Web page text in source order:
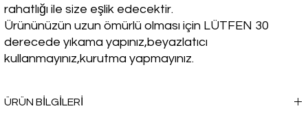
rahatlığı ile size eşlik edecektir.
Ürününüzün uzun ömürlü olması için LÜTFEN 30
derecede yıkama yapınız,beyazlatıcı
kullanmayınız,kurutma yapmayınız.
ÜRÜN BİLGİLERİ